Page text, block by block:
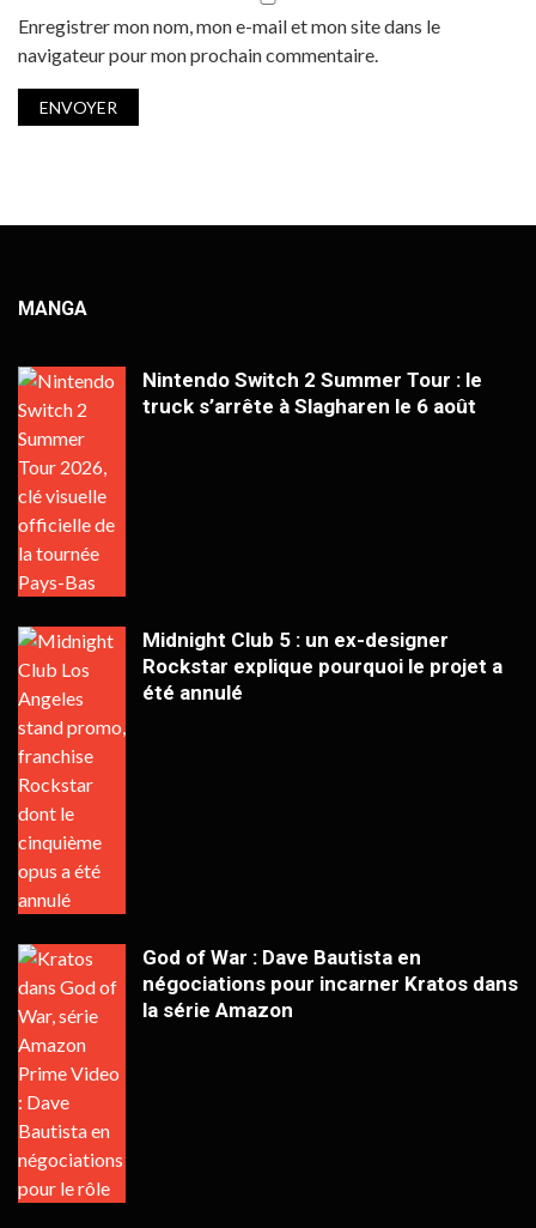
Enregistrer mon nom, mon e-mail et mon site dans le
navigateur pour mon prochain commentaire.
MANGA
Nintendo Switch 2 Summer Tour : le
truck s’arrête à Slagharen le 6 août
Midnight Club 5 : un ex-designer
Rockstar explique pourquoi le projet a
été annulé
God of War : Dave Bautista en
négociations pour incarner Kratos dans
la série Amazon